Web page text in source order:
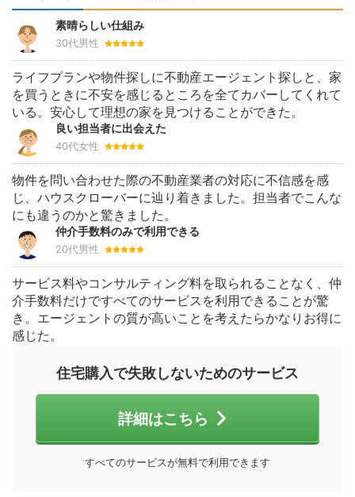
素晴らしい仕組み
30代男性
ライフプランや物件探しに不動産エージェント探しと、家
を買うときに不安を感じるところを全てカバーしてくれて
いる。安心して理想の家を見つけることができた。
良い担当者に出会えた
40代女性
物件を問い合わせた際の不動産業者の対応に不信感を感
じ、ハウスクローバーに辿り着きました。担当者でこんな
にも違うのかと驚きました。
仲介手数料のみで利用できる
20代男性
サービス料やコンサルティング料を取られることなく、仲
介手数料だけですべてのサービスを利用できることが驚
き。エージェントの質が高いことを考えたらかなりお得に
感じた。
住宅購入で失敗しないためのサービス
詳細はこちら
すべてのサービスが無料で利用できます